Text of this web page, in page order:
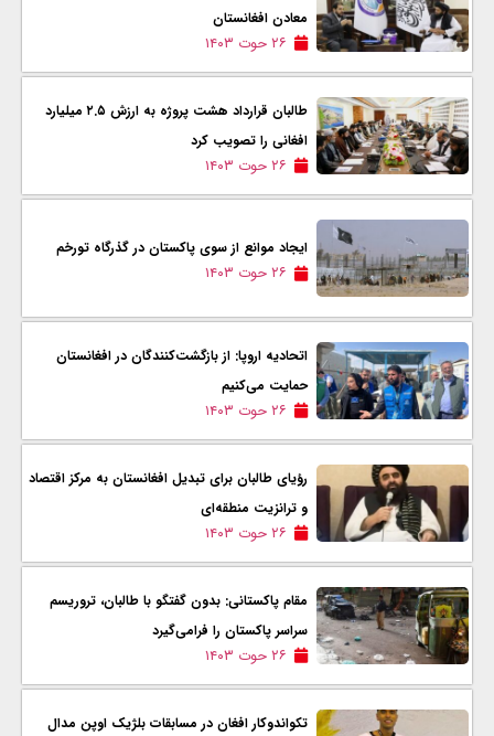
معادن افغانستان
۲۶ حوت ۱۴۰۳
طالبان قرارداد هشت پروژه به ارزش ۲.۵ میلیارد
افغانی را تصویب کرد
۲۶ حوت ۱۴۰۳
ایجاد موانع از سوی پاکستان در گذرگاه تورخم
۲۶ حوت ۱۴۰۳
اتحادیه اروپا: از بازگشت‌کنندگان در افغانستان
حمایت می‌کنیم
۲۶ حوت ۱۴۰۳
رؤیای طالبان برای تبدیل افغانستان به مرکز اقتصاد
و ترانزیت منطقه‌ای
۲۶ حوت ۱۴۰۳
مقام پاکستانی: بدون گفتگو با طالبان، تروریسم
سراسر پاکستان را فرامی‌گیرد
۲۶ حوت ۱۴۰۳
تکواندوکار افغان در مسابقات بلژیک اوپن مدال